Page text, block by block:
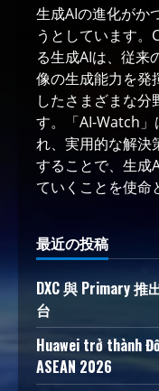
生成AIの進化がか
うとしています
る生成AIは、従来
像の生成能力を発
したさまざまな分
す。「AI-Watch」
れ、実用的な解決
することで、生成
ていくことを使命
最近の投稿
DXC 與 Primary
台
Huawei trở thành
ASEAN 2026